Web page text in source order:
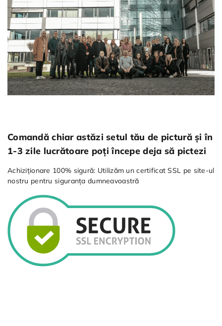
Comandă chiar astăzi setul tău de pictură și în
1-3 zile lucrătoare poți începe deja să pictezi
Achiziționare 100% sigură: Utilizăm un certificat SSL pe site-ul
nostru pentru siguranța dumneavoastră